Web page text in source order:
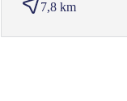
7,8 km